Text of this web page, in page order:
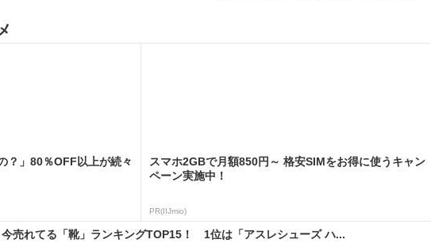
？」80％OFF以上が続々
スマホ2GBで月額850円～ 格安SIMをお得に使うキャン
ペーン実施中！
PR(IIJmio)
今売れてる「靴」ランキングTOP15！ 1位は「アスレシューズ ハ...